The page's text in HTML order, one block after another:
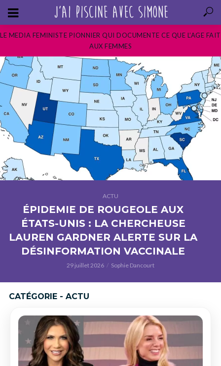
LE MEDIA FEMINISTE PIONNIER QUI DOCUMENTE CE QUE L’AGE FAIT
AUX FEMMES
ACTU
ÉPIDEMIE DE ROUGEOLE AUX
ÉTATS-UNIS : LA CHERCHEUSE
LAUREN GARDNER ALERTE SUR LA
DÉSINFORMATION VACCINALE
29 juillet 2026 Sophie Dancourt
CATÉGORIE - ACTU